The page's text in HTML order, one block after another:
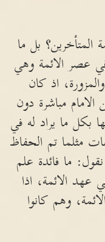
بل ما
عصر الائمة وهي
اذ كان
مباشرة دون
بكل ما يراد له في
مثلما تم الحفاظ
ما فائدة علم
عهد الائمة، اذا
وهم كانوا